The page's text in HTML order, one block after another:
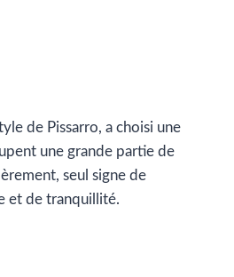
de Pissarro, a choisi une
une grande partie de
seul signe de
et de tranquillité.